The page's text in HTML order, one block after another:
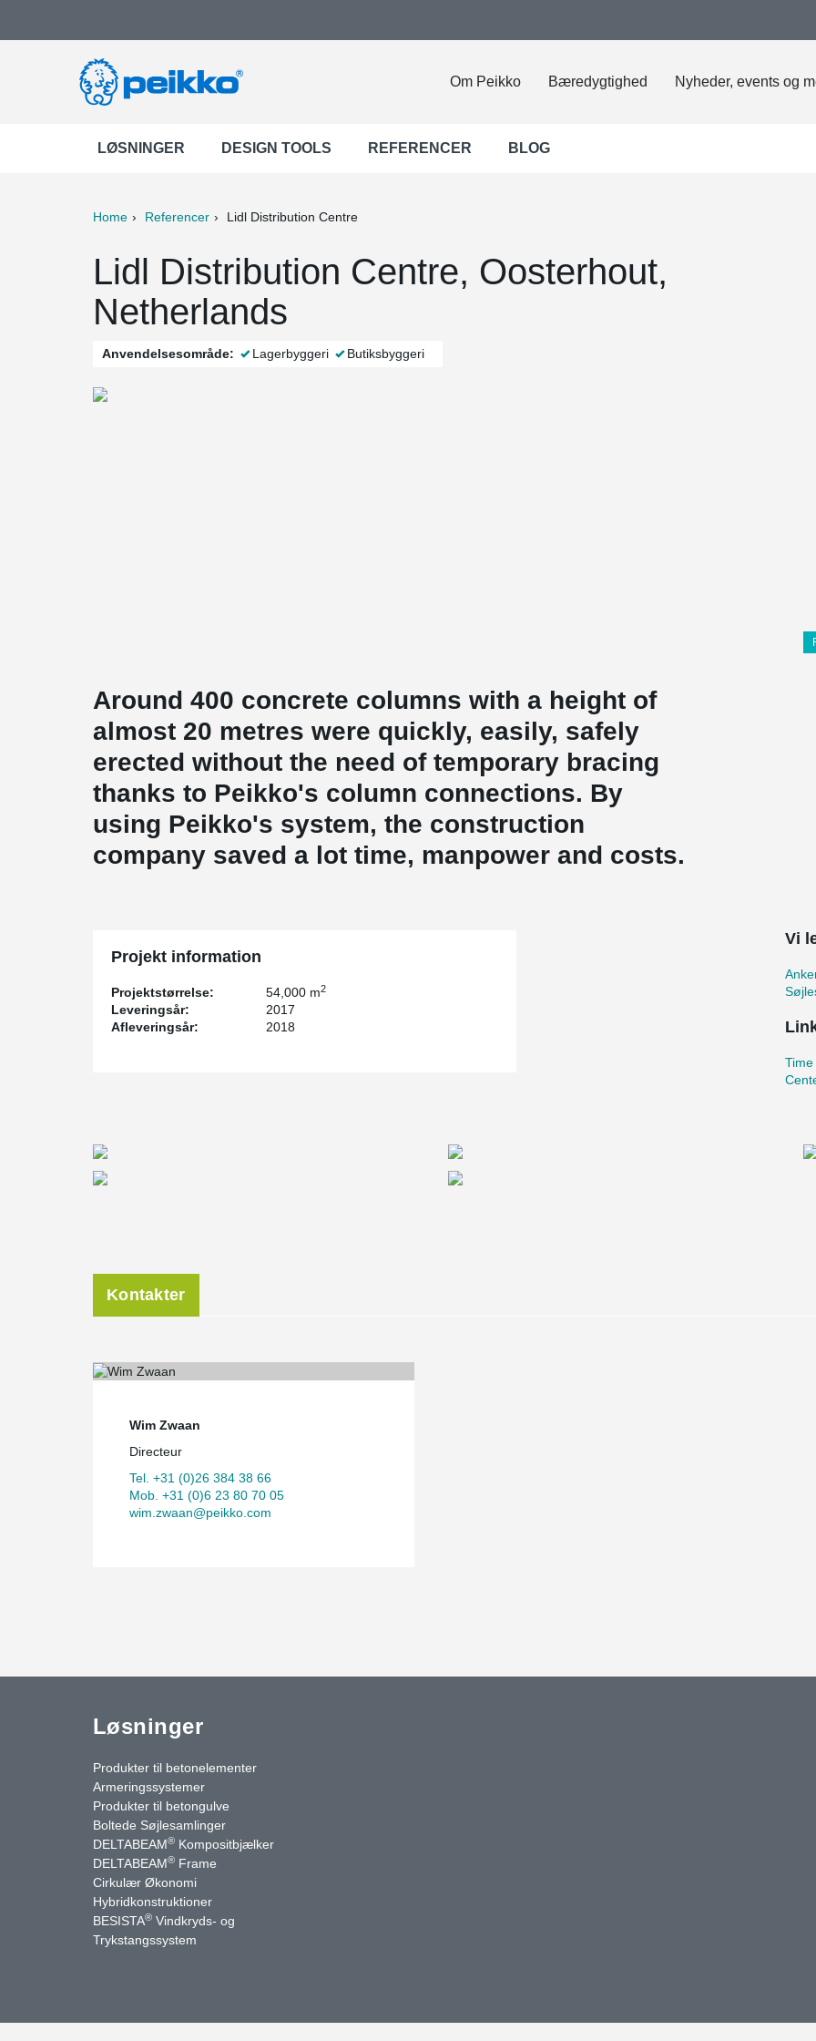
Om Peikko Bæredygtighed Nyheder, events og
LØSNINGER DESIGN TOOLS REFERENCER BLOG
Home Referencer Lidl Distribution Centre
Lidl Distribution Centre, Oosterhout,
Netherlands
Anvendelsesområde: Lagerbyggeri Butiksbyggeri
Around 400 concrete columns with a height of
almost 20 metres were quickly, easily, safely
erected without the need of temporary bracing
thanks to Peikko's column connections. By
using Peikko's system, the construction
company saved a lot time, manpower and costs.
Projekt information
Projektstørrelse: 54,000 m2
Leveringsår:
2017
Afleveringsår:
2018
Vi
Kontakter
Wim Zwaan
Directeur
Tel. +31 (0)26 384 38 66
Mob. +31 (0)6 23 80 70 05
wim.zwaan@peikko.com
Løsninger
Produkter til betonelementer
Armeringssystemer
Produkter til betongulve
Boltede Søjlesamlinger
DELTABEAM® Kompositbjælker
DELTABEAM® Frame
Cirkulær Økonomi
Hybridkonstruktioner
BESISTA® Vindkryds- og
Trykstangssystem